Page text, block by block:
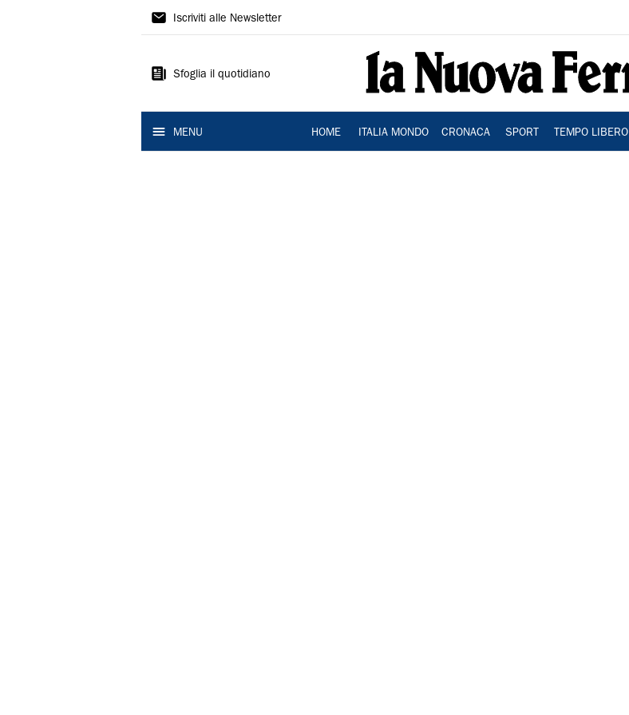
La
Ferrara
Iscriviti alle Newsletter
Sfoglia il quotidiano
MENU HOME ITALIA MONDO CRONACA SPORT TEMPO LIBERO